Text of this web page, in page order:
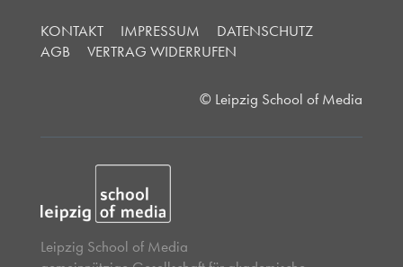
KONTAKT IMPRESSUM
DATENSCHUTZ
AGB
VERTRAG WIDERRUFEN
© Leipzig School of Media
Leipzig School of Media